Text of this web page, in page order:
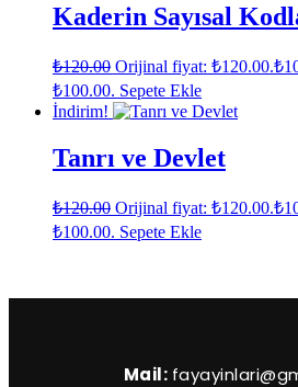
Kaderin Sayısal
₺120.00 Orijinal fiyat: ₺120.00.₺
₺100.00. Sepete Ekle
İndirim!
Tanrı ve Devlet
₺120.00 Orijinal fiyat: ₺120.00.₺
₺100.00. Sepete Ekle
Mail: